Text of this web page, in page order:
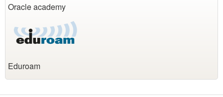
Oracle academy
Eduroam